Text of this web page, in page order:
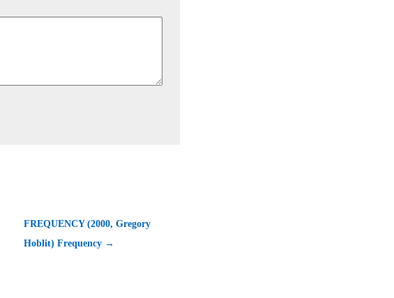
FREQUENCY (2000, Gregory
Hoblit) Frequency →